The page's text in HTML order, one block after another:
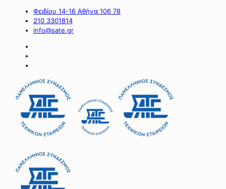
Φειδίου 14-16 Αθήνα 106 78
210 3301814
info@sate.gr